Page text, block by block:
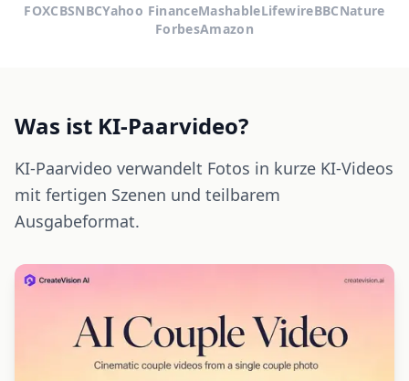
FOXCBSNBCYahoo FinanceMashableLifewireBBCNature
ForbesAmazon
Was ist KI-Paarvideo?
KI-Paarvideo verwandelt Fotos in kurze KI-Videos
mit fertigen Szenen und teilbarem
Ausgabeformat.